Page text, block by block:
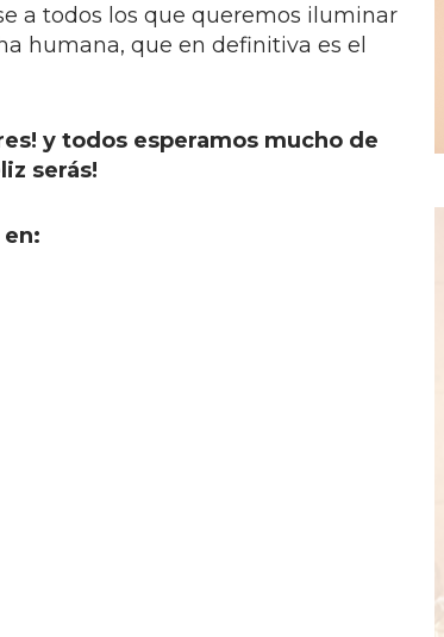
a todos los que queremos iluminar
humana, que en definitiva es el
y todos esperamos mucho de
serás!